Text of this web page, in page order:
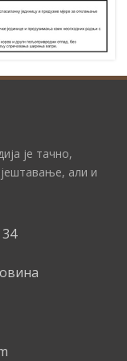
је тачно,
али и